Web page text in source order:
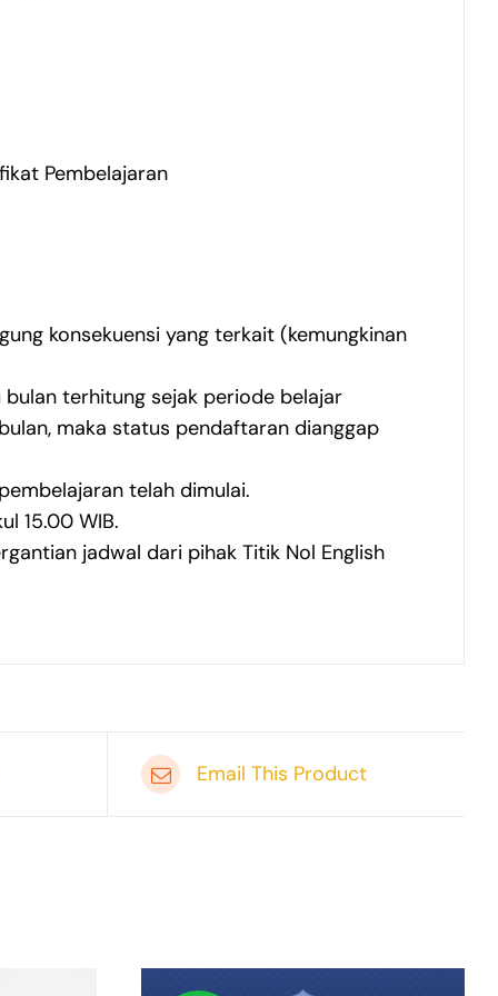
Pembelajaran
konsekuensi yang terkait (kemungkinan
bulan terhitung sejak periode belajar
maka status pendaftaran dianggap
telah dimulai.
15.00 WIB.
jadwal dari pihak Titik Nol English
Email This Product